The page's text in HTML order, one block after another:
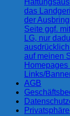
das
der
Seite ggf.
LG, nur
auf meinen
Links/
AGB